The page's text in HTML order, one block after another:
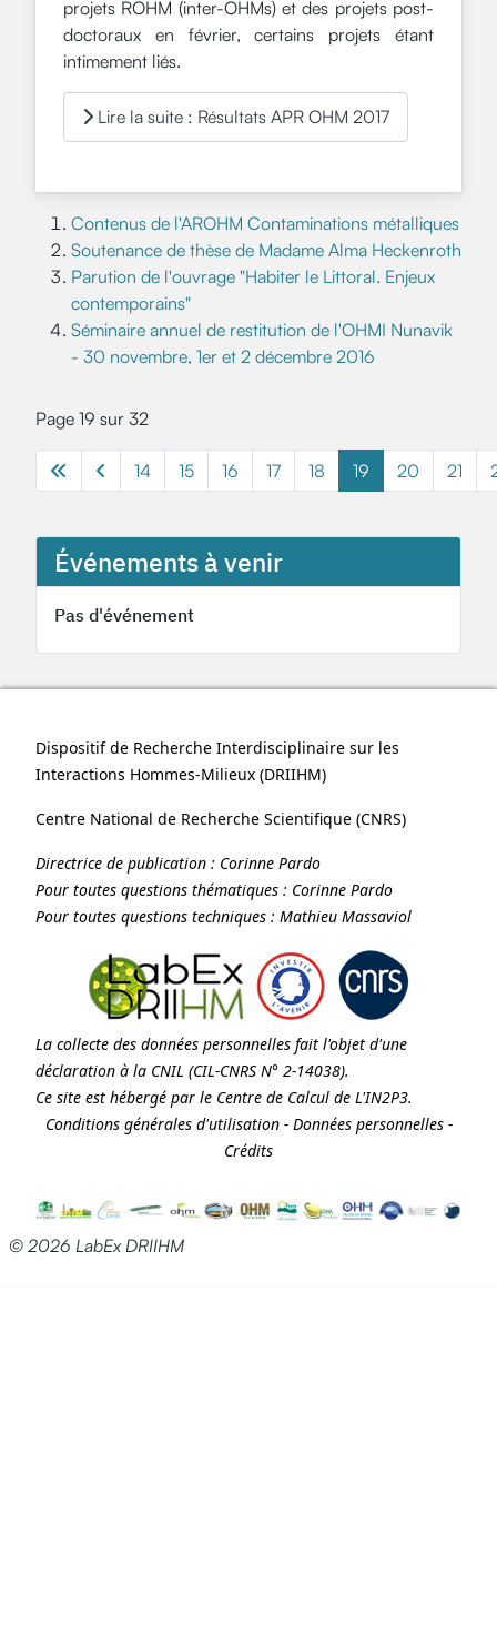
Événements à venir
Pas d'événement
projets ROHM (inter-OHMs) et des projets post-
doctoraux en février, certains projets étant
intimement liés.
Lire la suite : Résultats APR OHM 2017
Contenus de l'AROHM Contaminations métalliques
Soutenance de thèse de Madame Alma Heckenroth
Parution de l'ouvrage "Habiter le Littoral. Enjeux
contemporains"
Séminaire annuel de restitution de l'OHMI Nunavik
- 30 novembre, 1er et 2 décembre 2016
Page 19 sur 32
14 15 16 17 18 19 20 21
Dispositif de Recherche Interdisciplinaire sur les
Interactions Hommes-Milieux (DRIIHM)
Centre National de Recherche Scientifique (CNRS)
Directrice de publication : Corinne Pardo
Pour toutes questions thématiques : Corinne Pardo
Pour toutes questions techniques : Mathieu Massaviol
La collecte des données personnelles fait l'objet d'une
déclaration à la CNIL (CIL-CNRS N° 2-14038).
Ce site est hébergé par le Centre de Calcul de L'IN2P3.
Conditions générales d'utilisation- Données personnelles-
Crédits
© 2026 LabEx DRIIHM